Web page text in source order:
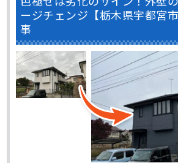
ージチェンジ【栃木県宇都宮
事